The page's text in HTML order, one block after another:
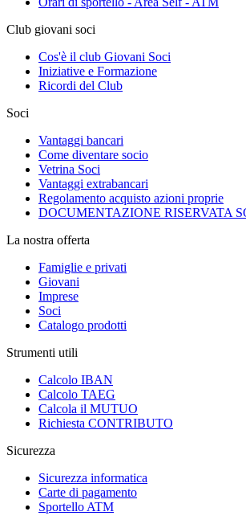
Club giovani soci
Cos'è il club Giovani Soci
Iniziative e Formazione
Ricordi del Club
Soci
Vantaggi bancari
Come diventare socio
Vetrina Soci
Vantaggi extrabancari
Regolamento acquisto azioni proprie
DOCUMENTAZIONE RISERVATA
La nostra offerta
Famiglie e privati
Giovani
Imprese
Soci
Catalogo prodotti
Strumenti utili
Calcolo IBAN
Calcolo TAEG
Calcola il MUTUO
Richiesta CONTRIBUTO
Sicurezza
Sicurezza informatica
Carte di pagamento
Sportello ATM